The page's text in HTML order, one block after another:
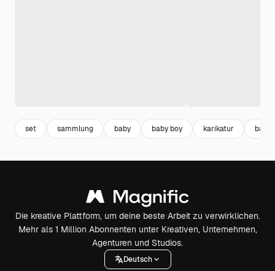
set sammlung baby baby boy karikatur baby
Die kreative Plattform, um deine beste Arbeit zu verwirklichen.
Mehr als 1 Million Abonnenten unter Kreativen, Unternehmen,
Agenturen und Studios.
Deutsch